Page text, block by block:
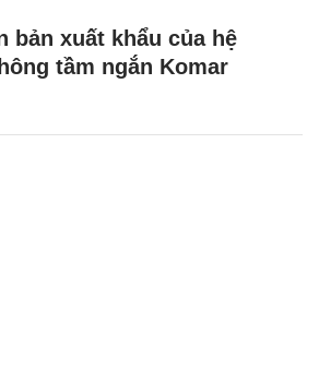
bản xuất khẩu của hệ
tầm ngắn Komar